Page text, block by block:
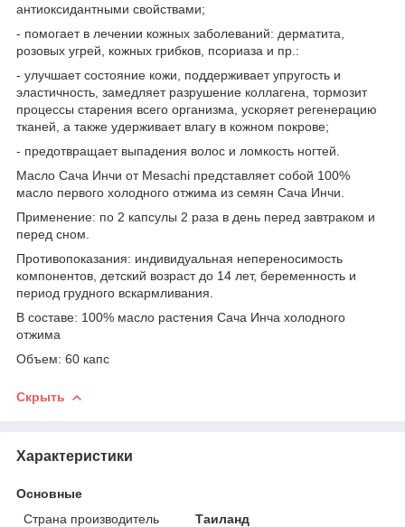
антиоксидантными свойствами;
- помогает в лечении кожных заболеваний: дерматита,
розовых угрей, кожных грибков, псориаза и пр.:
- улучшает состояние кожи, поддерживает упругость и
эластичность, замедляет разрушение коллагена, тормозит
процессы старения всего организма, ускоряет регенерацию
тканей, а также удерживает влагу в кожном покрове;
- предотвращает выпадения волос и ломкость ногтей.
Масло Сача Инчи от Mesachi представляет собой 100%
масло первого холодного отжима из семян Cача Инчи.
Применение: по 2 капсулы 2 раза в день перед завтраком и
перед сном.
Противопоказания: индивидуальная непереносимость
компонентов, детский возраст до 14 лет, беременность и
период грудного вскармливания.
В составе: 100% масло растения Сача Инча холодного
отжима
Объем: 60 капс
Скрыть
Характеристики
Основные
Страна производитель
Таиланд